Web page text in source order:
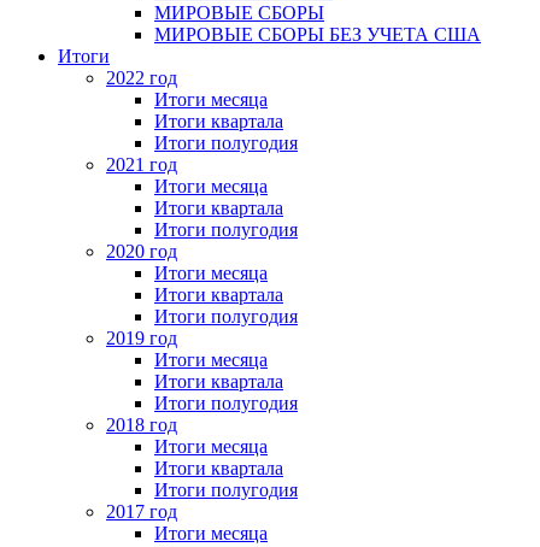
МИРОВЫЕ СБОРЫ
МИРОВЫЕ СБОРЫ БЕЗ УЧЕТА США
Итоги
2022 год
Итоги месяца
Итоги квартала
Итоги полугодия
2021 год
Итоги месяца
Итоги квартала
Итоги полугодия
2020 год
Итоги месяца
Итоги квартала
Итоги полугодия
2019 год
Итоги месяца
Итоги квартала
Итоги полугодия
2018 год
Итоги месяца
Итоги квартала
Итоги полугодия
2017 год
Итоги месяца